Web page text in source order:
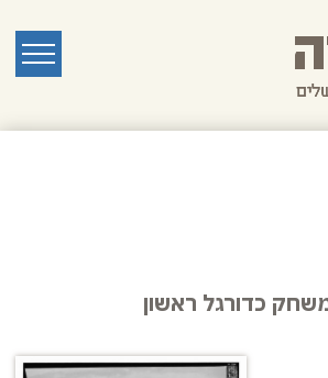
תפריט
כדורגל ראשון